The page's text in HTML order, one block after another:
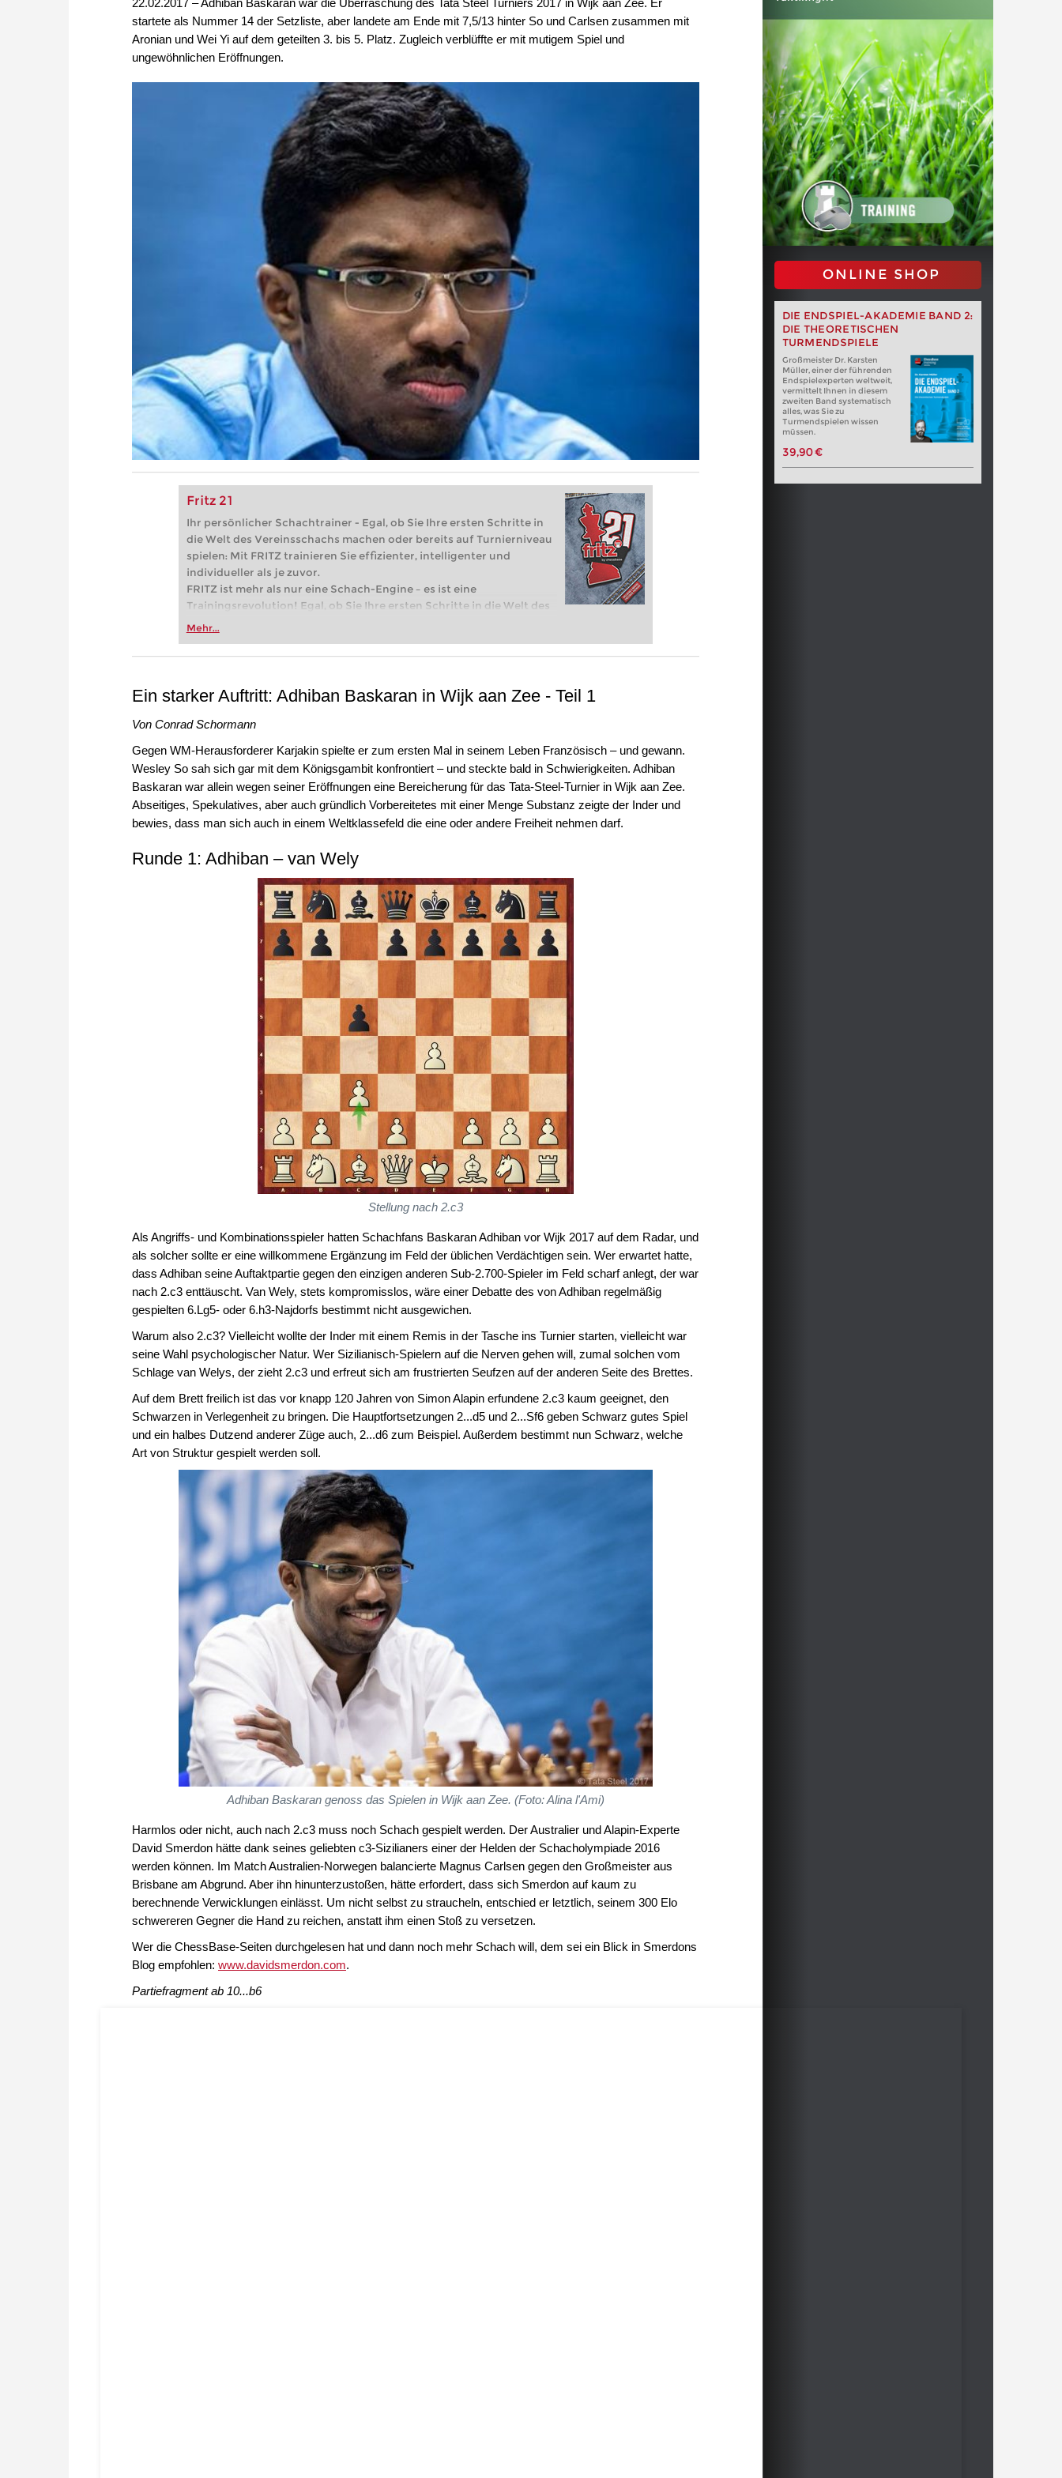
startete als Nummer 14 der Setzliste, aber landete am Ende mit 7,5/13 hinter So und Carlsen zusammen mit
Aronian und Wei Yi auf dem geteilten 3. bis 5. Platz. Zugleich verblüffte er mit mutigem Spiel und
ungewöhnlichen Eröffnungen.
Fritz 21
Ihr persönlicher Schachtrainer - Egal, ob Sie Ihre ersten Schritte in
die Welt des Vereinsschachs machen oder bereits auf Turnierniveau
spielen: Mit FRITZ trainieren Sie effizienter, intelligenter und
individueller als je zuvor.
FRITZ ist mehr als nur eine Schach-Engine – es ist eine
Trainingsrevolution! Egal, ob Sie Ihre ersten Schritte in die Welt des
Vereinsschachs machen oder bereits auf Turnierniveau spielen: Mit
zuvor.
Mehr...
ONLINE SHOP
DIE ENDSPIEL-AKADEMIE BAND 2:
DIE THEORETISCHEN
TURMENDSPIELE
Großmeister Dr. Karsten
Müller, einer der führenden
Endspielexperten weltweit,
vermittelt Ihnen in diesem
zweiten Band systematisch
alles, was Sie zu
Turmendspielen wissen
müssen.
39,90 €
Ein starker Auftritt: Adhiban Baskaran in Wijk aan Zee - Teil 1
Von Conrad Schormann
Gegen WM-Herausforderer Karjakin spielte er zum ersten Mal in seinem Leben Französisch – und gewann.
Wesley So sah sich gar mit dem Königsgambit konfrontiert – und steckte bald in Schwierigkeiten. Adhiban
Baskaran war allein wegen seiner Eröffnungen eine Bereicherung für das Tata-Steel-Turnier in Wijk aan Zee.
Abseitiges, Spekulatives, aber auch gründlich Vorbereitetes mit einer Menge Substanz zeigte der Inder und
bewies, dass man sich auch in einem Weltklassefeld die eine oder andere Freiheit nehmen darf.
Runde 1: Adhiban – van Wely
Stellung nach 2.c3
Als Angriffs- und Kombinationsspieler hatten Schachfans Baskaran Adhiban vor Wijk 2017 auf dem Radar, und
als solcher sollte er eine willkommene Ergänzung im Feld der üblichen Verdächtigen sein. Wer erwartet hatte,
dass Adhiban seine Auftaktpartie gegen den einzigen anderen Sub-2.700-Spieler im Feld scharf anlegt, der war
nach 2.c3 enttäuscht. Van Wely, stets kompromisslos, wäre einer Debatte des von Adhiban regelmäßig
gespielten 6.Lg5- oder 6.h3-Najdorfs bestimmt nicht ausgewichen.
Warum also 2.c3? Vielleicht wollte der Inder mit einem Remis in der Tasche ins Turnier starten, vielleicht war
seine Wahl psychologischer Natur. Wer Sizilianisch-Spielern auf die Nerven gehen will, zumal solchen vom
Schlage van Welys, der zieht 2.c3 und erfreut sich am frustrierten Seufzen auf der anderen Seite des Brettes.
Auf dem Brett freilich ist das vor knapp 120 Jahren von Simon Alapin erfundene 2.c3 kaum geeignet, den
Schwarzen in Verlegenheit zu bringen. Die Hauptfortsetzungen 2...d5 und 2...Sf6 geben Schwarz gutes Spiel
und ein halbes Dutzend anderer Züge auch, 2...d6 zum Beispiel. Außerdem bestimmt nun Schwarz, welche
Art von Struktur gespielt werden soll.
Adhiban Baskaran genoss das Spielen in Wijk aan Zee. (Foto: Alina l'Ami)
Harmlos oder nicht, auch nach 2.c3 muss noch Schach gespielt werden. Der Australier und Alapin-Experte
David Smerdon hätte dank seines geliebten c3-Sizilianers einer der Helden der Schacholympiade 2016
werden können. Im Match Australien-Norwegen balancierte Magnus Carlsen gegen den Großmeister aus
Brisbane am Abgrund. Aber ihn hinunterzustoßen, hätte erfordert, dass sich Smerdon auf kaum zu
berechnende Verwicklungen einlässt. Um nicht selbst zu straucheln, entschied er letztlich, seinem 300 Elo
schwereren Gegner die Hand zu reichen, anstatt ihm einen Stoß zu versetzen.
Wer die ChessBase-Seiten durchgelesen hat und dann noch mehr Schach will, dem sei ein Blick in Smerdons
Blog empfohlen: www.davidsmerdon.com.
Partiefragment ab 10...b6